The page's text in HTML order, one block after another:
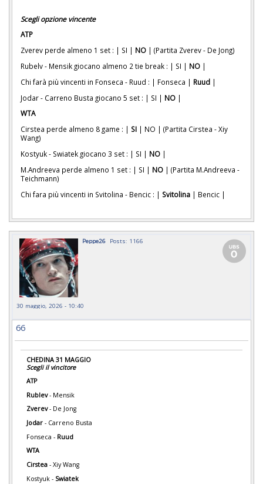
Scegli opzione vincente
ATP
Zverev perde almeno 1 set : | SI | NO | (Partita Zverev - De Jong)
Rubelv - Mensik giocano almeno 2 tie break : | SI | NO |
Chi farà più vincenti in Fonseca - Ruud : | Fonseca | Ruud |
Jodar - Carreno Busta giocano 5 set : | SI | NO |
WTA
Cirstea perde almeno 8 game : | SI | NO | (Partita Cirstea - Xiy
Wang)
Kostyuk - Swiatek giocano 3 set : | SI | NO |
M.Andreeva perde almeno 1 set : | SI | NO | (Partita M.Andreeva -
Teichmann)
Chi fara più vincenti in Svitolina - Bencic : | Svitolina | Bencic |
Peppe26 Posts: 1166
30 maggio, 2026 - 10:40
66
CHEDINA 31 MAGGIO
Scegli il vincitore
ATP
Rublev- Mensik
Zverev- De Jong
Jodar - Carreno Busta
Fonseca - Ruud
WTA
Cirstea - Xiy Wang
Kostyuk - Swiatek